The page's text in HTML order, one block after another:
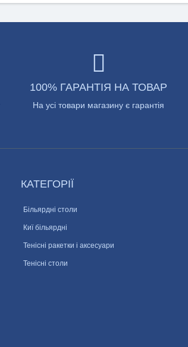
100% ГАРАНТІЯ НА ТОВАР
На усі товари магазину є гарантія
КАТЕГОРІЇ
Більярдні столи
Киї більярдні
Тенісні ракетки і аксесуари
Тенісні столи